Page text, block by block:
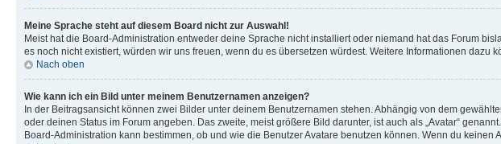
Meine Sprache steht auf diesem Board nicht zur Auswahl!
Meist hat die Board-Administration entweder deine Sprache nicht installiert oder niemand hat das Forum
es noch nicht existiert, würden wir uns freuen, wenn du es übersetzen würdest. Weitere Informationen
Nach oben
Wie kann ich ein Bild unter meinem Benutzernamen anzeigen?
In der Beitragsansicht können zwei Bilder unter deinem Benutzernamen stehen. Abhängig von dem
oder deinen Status im Forum angeben. Das zweite, meist größere Bild darunter, ist auch als „Avatar“
Board-Administration kann bestimmen, ob und wie die Benutzer Avatare benutzen können. Wenn du